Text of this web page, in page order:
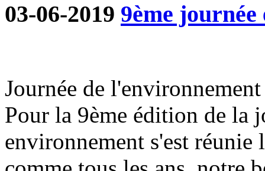
03-06-2019 9ème
Journée de
Pour la 9ème édition de la
environnement s'est